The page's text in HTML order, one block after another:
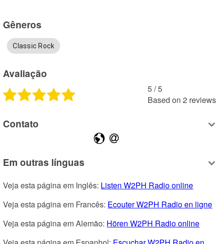
Gêneros
Classic Rock
Avaliação
5 /5
Based on 2 reviews
Contato
Em outras línguas
Veja esta página em Inglês: Listen W2PH Radio online
Veja esta página em Francês: Ecouter W2PH Radio en ligne
Veja esta página em Alemão: Hören W2PH Radio online